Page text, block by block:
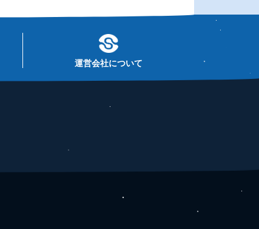
運営会社について